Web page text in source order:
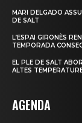
MARI DELGADO
DE SALT
L’ESPAI GIRONÈS
TEMPORADA
EL PLE DE SALT
ALTES
AGENDA